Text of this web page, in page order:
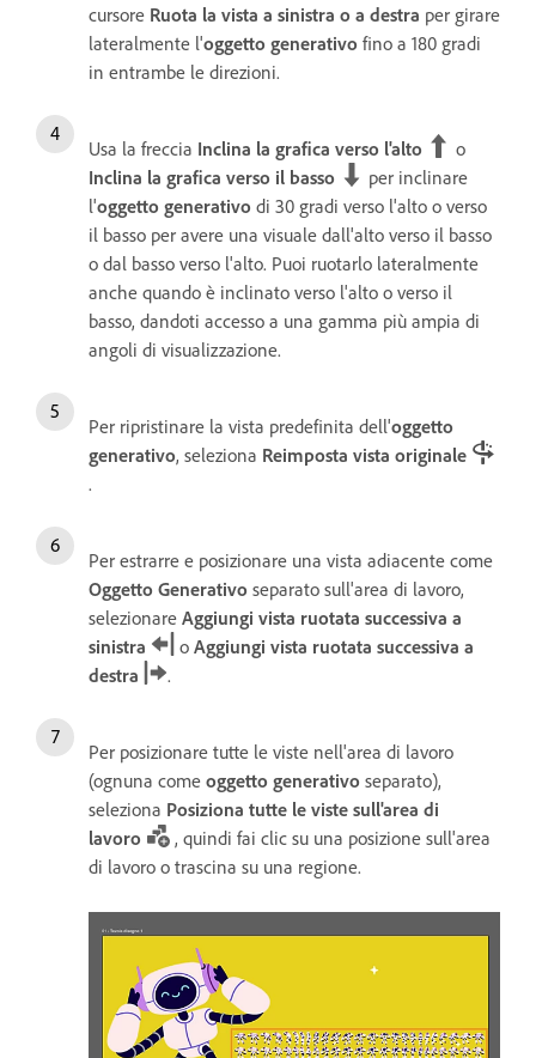
cursore Ruota la vista a sinistra o a destra per girare
lateralmente l'oggetto generativo fino a 180 gradi
in entrambe le direzioni.
Usa la freccia Inclina la grafica verso l'alto
o
Inclina la grafica verso il basso
per inclinare
l'oggetto generativo di 30 gradi verso l'alto o verso
il basso per avere una visuale dall'alto verso il basso
o dal basso verso l'alto. Puoi ruotarlo lateralmente
anche quando è inclinato verso l'alto o verso il
basso, dandoti accesso a una gamma più ampia di
angoli di visualizzazione.
Per ripristinare la vista predefinita dell'oggetto
generativo, seleziona Reimposta vista originale
.
Per estrarre e posizionare una vista adiacente come
Oggetto Generativo separato sull'area di lavoro,
selezionare Aggiungi vista ruotata successiva a
sinistra
o Aggiungi vista ruotata successiva a
destra
.
Per posizionare tutte le viste nell'area di lavoro
(ognuna come oggetto generativo separato),
seleziona Posiziona tutte le viste sull'area di
lavoro
, quindi fai clic su una posizione sull'area
di lavoro o trascina su una regione.